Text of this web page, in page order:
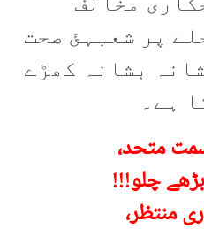
پر شعبہئ صحت
بشانہ کھڑے
ہے۔
متحد،
چلو!!!
منتظر،